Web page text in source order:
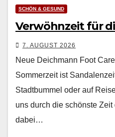
SCHÖN & GESUND
Verwöhnzeit für
7. AUGUST 2026
Neue Deichmann Foot
Som­merzeit ist
Stadt­bum­mel oder auf
uns durch die schön­ste
dabei…